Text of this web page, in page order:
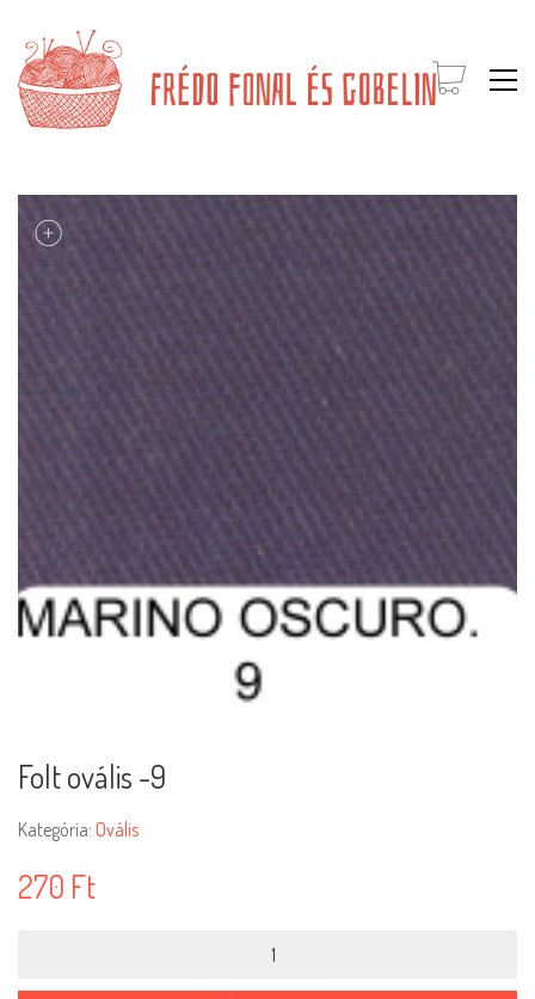
Folt ovális -9
Kategória: Ovális
270 Ft
-9